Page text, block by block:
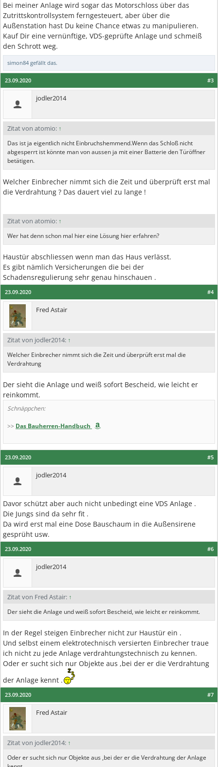
Bei meiner Anlage wird sogar das Motorschloss über das
Zutrittskontrollsystem ferngesteuert, aber über die
Außenstation hast Du keine Chance etwas zu manipulieren.
Kauf Dir eine vernünftige, VDS-geprüfte Anlage und schmeiß
den Schrott weg.
simon84 gefällt das.
#3
23.09.2020
jodler2014
Zitat von atomio: ↑
Das ist ja eigentlich nicht Einbruchshemmend.Wenn das Schloß nicht
abgesperrt ist könnte man von aussen ja mit einer Batterie den Türöffner
betätigen.
Welcher Einbrecher nimmt sich die Zeit und überprüft erst mal
die Verdrahtung ? Das dauert viel zu lange !
Zitat von atomio: ↑
Wer hat denn schon mal hier eine Lösung hier erfahren?
Haustür abschliessen wenn man das Haus verlässt.
Es gibt nämlich Versicherungen die bei der
Schadensregulierung sehr genau hinschauen .
#4
23.09.2020
Fred Astair
Zitat von jodler2014: ↑
Welcher Einbrecher nimmt sich die Zeit und überprüft erst mal die
Verdrahtung
Der sieht die Anlage und weiß sofort Bescheid, wie leicht er
reinkommt.
Schnäppchen:
>> Das Bauherren-Handbuch
#5
23.09.2020
jodler2014
Davor schützt aber auch nicht unbedingt eine VDS Anlage .
Die Jungs sind da sehr fit .
Da wird erst mal eine Dose Bauschaum in die Außensirene
gesprüht usw.
#6
23.09.2020
jodler2014
Zitat von Fred Astair: ↑
Der sieht die Anlage und weiß sofort Bescheid, wie leicht er reinkommt.
In der Regel steigen Einbrecher nicht zur Haustür ein .
Und selbst einem elektrotechnisch versierten Einbrecher traue
ich nicht zu jede Anlage verdrahtungstechnisch zu kennen.
Oder er sucht sich nur Objekte aus ,bei der er die Verdrahtung
der Anlage kennt .
#7
23.09.2020
Fred Astair
Zitat von jodler2014: ↑
Oder er sucht sich nur Objekte aus ,bei der er die Verdrahtung der Anlage